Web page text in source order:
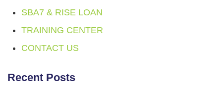
SBA7 & RISE LOAN
TRAINING CENTER
CONTACT US
Recent Posts